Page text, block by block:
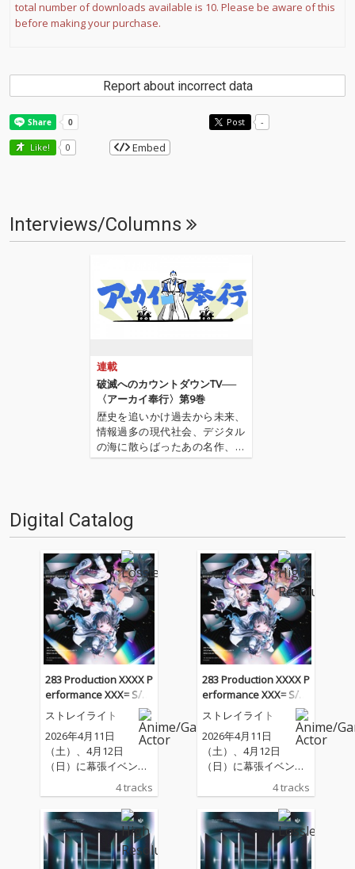
total number of downloads available is 10. Please be aware of this
before making your purchase.
Report about incorrect data
Post -
Like! 0 Embed
Interviews/Columns
連載
破滅へのカウントダウンTV──
〈アーカイ奉行〉第9巻
歴史を追いかけ過去から未来、
情報過多の現代社会、デジタル
の海に散らばったあの名作、こ
の名作たちをひとつにまとめる
は…'''1.過去作の最新リマスター
音源 2.これまで未配信…
Digital Catalog
283 Production XXXX P
erformance XXX= S/N-
GUL4R1TY MUSIC COLL
ECTION
ストレイライト
2026年4月11日
（土）、4月12日
（日）に幕張イベント
ホールにて開催され
る、「283 Production
XXXX Performance XX
X= S/N-GUL4R1TY」の
ために制作された楽曲
を収録
4 tracks
283 Production XXXX P
erformance XXX= S/N-
GUL4R1TY MUSIC COLL
ECTION
ストレイライト
2026年4月11日
（土）、4月12日
（日）に幕張イベント
ホールにて開催され
る、「283 Production
XXXX Performance XX
X= S/N-GUL4R1TY」の
ために制作された楽曲
を収録
4 tracks